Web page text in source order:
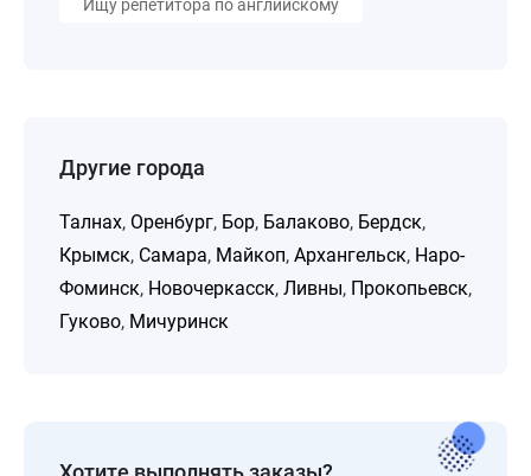
Ищу репетитора по английскому
Другие города
Талнах, Оренбург, Бор, Балаково, Бердск,
Крымск, Самара, Майкоп, Архангельск, Наро-
Фоминск, Новочеркасск, Ливны, Прокопьевск,
Гуково, Мичуринск